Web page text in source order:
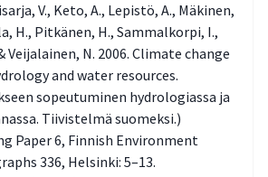
V., Keto, A., Lepistö, A., Mäkinen,
H., Pitkänen, H., Sammalkorpi, I.,
Veijalainen, N. 2006. Climate change
and water resources.
sopeutuminen hydrologiassa ja
Tiivistelmä suomeksi.)
Paper 6, Finnish Environment
336, Helsinki: 5–13.